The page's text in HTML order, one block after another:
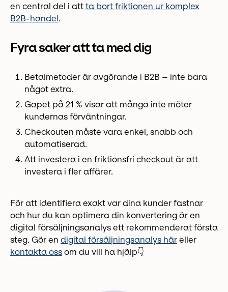
en central del i att ta bort friktionen ur komplex
B2B-handel.
Fyra saker att ta med dig
Betalmetoder är avgörande i B2B – inte bara
något extra.
Gapet på 21 % visar att många inte möter
kundernas förväntningar.
Checkouten måste vara enkel, snabb och
automatiserad.
Att investera i en friktionsfri checkout är att
investera i fler affärer.
För att identifiera exakt var dina kunder fastnar
och hur du kan optimera din konvertering är en
digital försäljningsanalys ett rekommenderat första
steg. Gör en digital försäljningsanalys här eller
kontakta oss om du vill ha hjälp👇